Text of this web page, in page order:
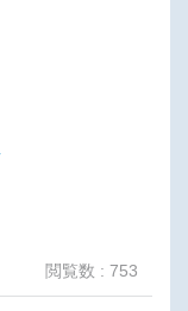
閲覧数 : 753